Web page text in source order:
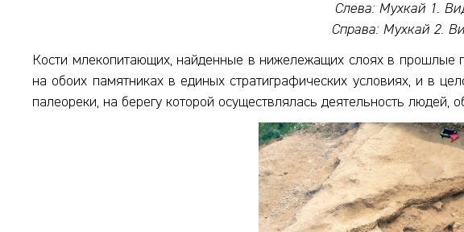
Слева: Мухкай 1.
Справа: Мухкай 2.
Кости млекопитающих, найденные в нижележащих слоях в прошлые
на обоих памятниках в единых стратиграфических условиях, и в
палеореки, на берегу которой осуществлялась деятельность